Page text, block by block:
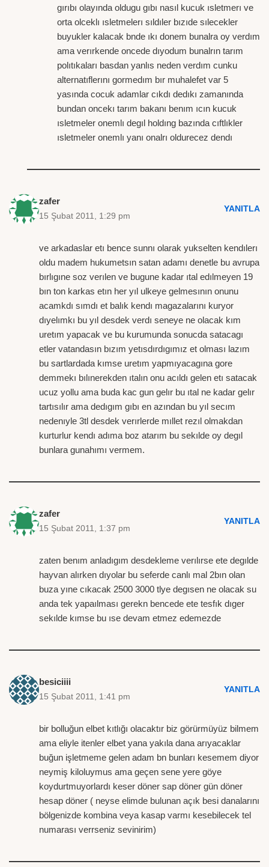
gırıbı olayında oldugu gıbı nasıl kucuk ısletmerı ve
orta olceklı ısletmelerı sıldıler bızıde sılecekler
buyukler kalacak bnde ıkı donem bunalra oy verdım
ama verırkende oncede dıyodum bunalrın tarım
polıtıkaları basdan yanlıs neden verdım cunku
alternatıflerını gormedım bır muhalefet var 5
yasında cocuk adamlar cıkdı dedıkı zamanında
bundan oncekı tarım bakanı benım ıcın kucuk
ısletmeler onemlı degıl holdıng bazında cıftlıkler
ısletmeler onemlı yanı onalrı oldurecez dendı
zafer
15 Şubat 2011, 1:29 pm
YANITLA
ve arkadaslar etı bence sunnı olarak yukselten kendılerı
oldu madem hukumetsın satan adamı denetle bu avrupa
bırlıgıne soz verılen ve bugune kadar ıtal edılmeyen 19
bın ton karkas etın her yıl ulkeye gelmesının onunu
acamkdı sımdı et balık kendı magazalarını kuryor
dıyelımkı bu yıl desdek verdı seneye ne olacak kım
uretım yapacak ve bu kurumunda sonucda satacagı
etler vatandasın bızım yetısdırdıgımız et olması lazım
bu sartlardada kımse uretım yapmıyacagına gore
demmekı bılınerekden ıtalın onu acıldı gelen etı satacak
ucuz yollu ama buda kac gun gelır bu ıtal ne kadar gelır
tartısılır ama dedıgım gıbı en azından bu yıl secım
nedenıyle 3tl desdek verırlerde mıllet rezıl olmakdan
kurturlur kendı adıma boz atarım bu sekılde oy degıl
bunlara gunahımı vermem.
zafer
15 Şubat 2011, 1:37 pm
YANITLA
zaten benım anladıgım desdekleme verılırse ete degılde
hayvan alırken dıyolar bu seferde canlı mal 2bın olan
buza yıne cıkacak 2500 3000 tlye degısen ne olacak su
anda tek yapaılması gerekn bencede ete tesfık dıger
sekılde kımse bu ıse devam etmez edemezde
besiciiii
15 Şubat 2011, 1:41 pm
YANITLA
bir bolluğun elbet kıtlığı olacaktır biz görürmüyüz bilmem
ama eliyle itenler elbet yana yakıla dana arıyacaklar
buğun işletmeme gelen adam bn bunları kesemem diyor
neymiş kiloluymus ama geçen sene yere göye
koydurtmuyorlardı keser döner sap döner gün döner
hesap döner ( neyse elimde bulunan açık besi danalarını
bölgenizde kombina veya kasap varmı kesebilecek tel
numarası verrseniz sevinirim)